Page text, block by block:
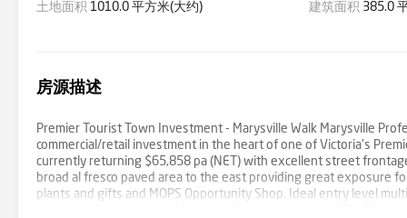
土地面积 1010.0 平方米(大约) 建筑面积 385.0
房源描述
Premier Tourist Town Investment - Marysville Walk Marysville
commercial/retail investment in the heart of one of Victoria's
currently returning $65,858 pa (NET) with excellent street
broad al fresco paved area to the east providing great exposure
plants and gifts and MOPS Opportunity Shop. Ideal entry level